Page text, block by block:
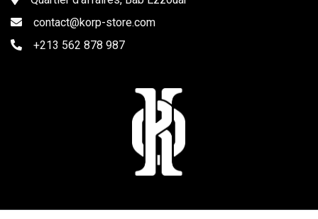
contact@korp-store.com
+213 562 878 987